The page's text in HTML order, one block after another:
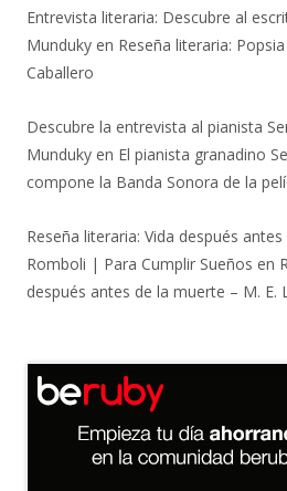
Entrevista literaria: Descubre al
Munduky en Reseña literaria:
Caballero
Descubre la entrevista al pianista
Munduky en El pianista granadino
compone la Banda Sonora de la
Reseña literaria: Vida después
Romboli | Para Cumplir Sueños en
después antes de la muerte – M. E.